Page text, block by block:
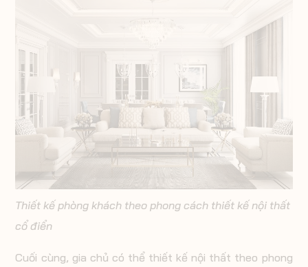
Thiết kế phòng khách theo phong cách thiết kế nội thất
cổ điển
Cuối cùng, gia chủ có thể thiết kế nội thất theo phong